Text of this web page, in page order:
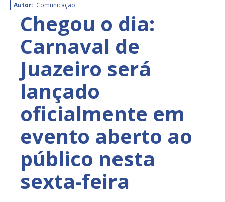
Autor: Comunicação
Chegou o dia:
Carnaval de
Juazeiro será
lançado
oficialmente em
evento aberto ao
público nesta
sexta-feira